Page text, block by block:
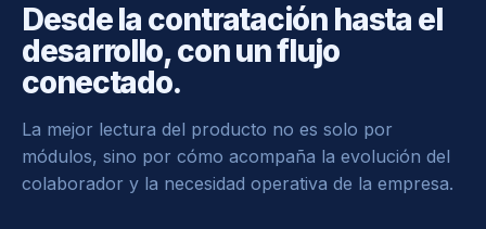
Desde la contratación hasta el
desarrollo, con un flujo
conectado.
La mejor lectura del producto no es solo por
módulos, sino por cómo acompaña la evolución del
colaborador y la necesidad operativa de la empresa.